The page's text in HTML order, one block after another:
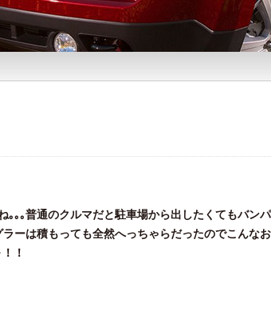
｡｡｡普通のクルマだと駐車場から出したくてもバン
ーは積もっても全然へっちゃらだったのでこんな
！